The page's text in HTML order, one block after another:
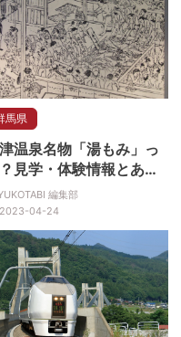
馬県
温泉名物「湯もみ」っ
見学・体験情報とあわ
解説 編集部
2023-04-24